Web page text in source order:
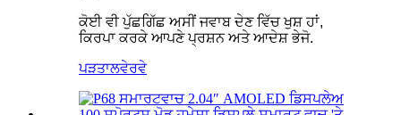
ਕੋਈ ਵੀ ਪੁੱਛਗਿੱਛ ਅਸੀਂ ਜਵਾਬ ਦੇਣ ਵਿੱਚ ਖੁਸ਼ ਹਾਂ,
ਕਿਰਪਾ ਕਰਕੇ ਆਪਣੇ ਪ੍ਰਸ਼ਨ ਅਤੇ ਆਦੇਸ਼ ਭੇਜੋ.
ਪੜਤਾਲਵੇਰਵੇ